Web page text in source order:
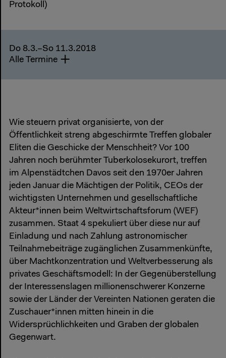
Protokoll)
Do 8.3.–So 11.3.2018
Alle Termine
Wie steuern privat organisierte, von der
Öffentlichkeit streng abgeschirmte Treffen globaler
Eliten die Geschicke der Menschheit? Vor 100
Jahren noch berühmter Tuberkolosekurort, treffen
im Alpenstädtchen Davos seit den 1970er Jahren
jeden Januar die Mächtigen der Politik, CEOs der
wichtigsten Unternehmen und gesellschaftliche
Akteur*innen beim Weltwirtschaftsforum (WEF)
zusammen. Staat 4 spekuliert über diese nur auf
Einladung und nach Zahlung astronomischer
Teilnahmebeiträge zugänglichen Zusammenkünfte,
über Machtkonzentration und Weltverbesserung als
privates Geschäftsmodell: In der Gegenüberstellung
der Interessenslagen millionenschwerer Konzerne
sowie der Länder der Vereinten Nationen geraten die
Zuschauer*innen mitten hinein in die
Widersprüchlichkeiten und Graben der globalen
Gegenwart.